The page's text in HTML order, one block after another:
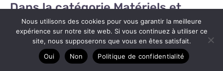
Dans la catégorie Matériels et
accessoires cocktails
Nous utilisons des cookies pour vous garantir la meilleure
expérience sur notre site web. Si vous continuez à utiliser ce
site, nous supposerons que vous en êtes satisfait.
Oui
Non Politique de confidentialité